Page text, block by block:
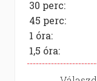
30 perc:
45 perc:
1 óra:
1,5 óra: